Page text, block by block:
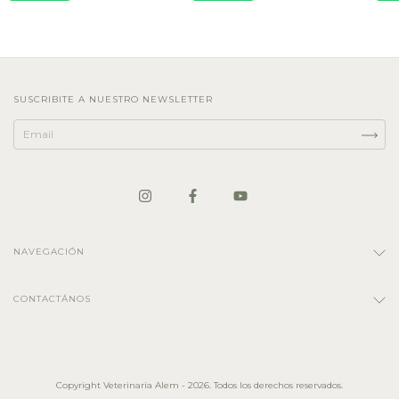
SUSCRIBITE A NUESTRO NEWSLETTER
NAVEGACIÓN
CONTACTÁNOS
Copyright Veterinaria Alem - 2026. Todos los derechos reservados.